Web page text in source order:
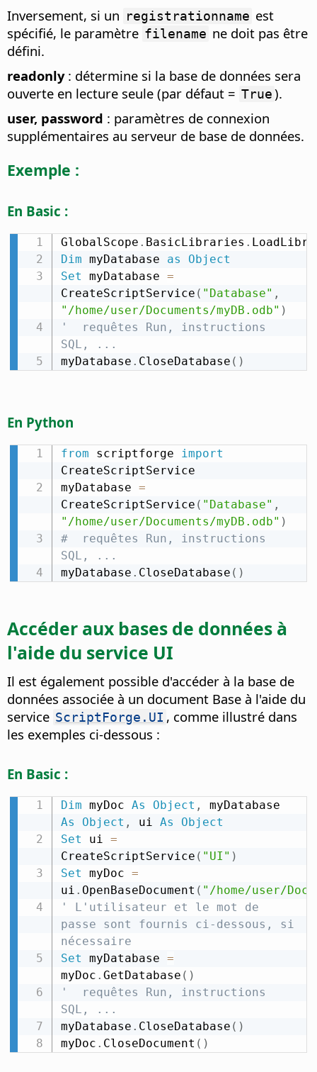
Inversement, si un registrationname est
spécifié, le paramètre filename ne doit pas être
défini.
readonly: détermine si la base de données sera
ouverte en lecture seule (par défaut = True).
user, password : paramètres de connexion
supplémentaires au serveur de base de données.
Exemple :
En Basic :
GlobalScope . BasicLibraries .
Dim myDatabase as
Object
Set myDatabase =
CreateScriptService ( "Database" ,
"/home/user/Documents/myDB.odb" )
'  requêtes Run, instructions
SQL, ...
myDatabase . CloseDatabase ( )
En Python
from scriptforge
import
CreateScriptService
myDatabase =
CreateScriptService ( "Database" ,
"/home/user/Documents/myDB.odb" )
#  requêtes Run, instructions
SQL, ...
myDatabase . CloseDatabase ( )
Accéder aux bases de données à
l'aide du service UI
Il est également possible d'accéder à la base de
données associée à un document Base à l'aide du
service ScriptForge.UI , comme illustré dans
les exemples ci-dessous :
En Basic :
Dim myDoc As Object ,
As
Object , ui As
Object
Set ui =
CreateScriptService ( "UI" )
Set myDoc =
ui . OpenBaseDocument ( "/home/user/
' L'utilisateur et le mot de
passe sont fournis ci-dessous, si
nécessaire
Set myDatabase =
myDoc . GetDatabase ( )
'  requêtes Run, instructions
SQL, ...
myDatabase . CloseDatabase ( )
myDoc . CloseDocument ( )